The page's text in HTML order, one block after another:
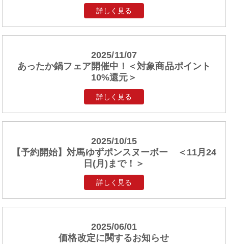
詳しく見る
2025/11/07
あったか鍋フェア開催中！＜対象商品ポイント
10%還元＞
詳しく見る
2025/10/15
【予約開始】対馬ゆずポンスヌーボー ＜11月24
日(月)まで！＞
詳しく見る
2025/06/01
価格改定に関するお知らせ